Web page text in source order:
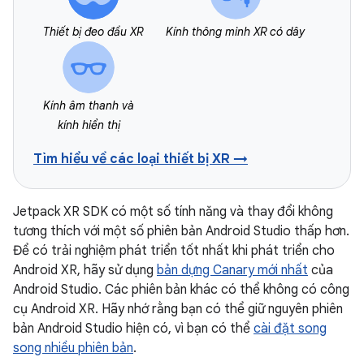
Thiết bị đeo đầu XR Kính thông minh XR có dây
Kính âm thanh và
kính hiển thị
Tìm hiểu về các loại thiết bị XR →
Jetpack XR SDK có một số tính năng và thay đổi không
tương thích với một số phiên bản Android Studio thấp hơn.
Để có trải nghiệm phát triển tốt nhất khi phát triển cho
Android XR, hãy sử dụng bản dựng Canary mới nhất của
Android Studio. Các phiên bản khác có thể không có công
cụ Android XR. Hãy nhớ rằng bạn có thể giữ nguyên phiên
bản Android Studio hiện có, vì bạn có thể cài đặt song
song nhiều phiên bản.